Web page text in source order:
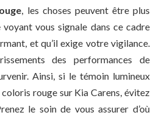
, les choses peuvent être plus
vous signale dans ce cadre
et qu’il exige votre vigilance.
des performances de
Ainsi, si le témoin lumineux
rouge sur Kia Carens, évitez
le soin de vous assurer d’où